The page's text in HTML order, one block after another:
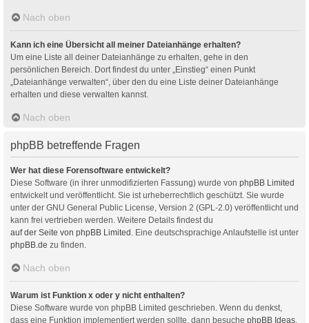
Nach oben
Kann ich eine Übersicht all meiner Dateianhänge erhalten?
Um eine Liste all deiner Dateianhänge zu erhalten, gehe in den
persönlichen Bereich. Dort findest du unter „Einstieg“ einen Punkt
„Dateianhänge verwalten“, über den du eine Liste deiner Dateianhänge
erhalten und diese verwalten kannst.
Nach oben
phpBB betreffende Fragen
Wer hat diese Forensoftware entwickelt?
Diese Software (in ihrer unmodifizierten Fassung) wurde von phpBB Limited
entwickelt und veröffentlicht. Sie ist urheberrechtlich geschützt. Sie wurde
unter der GNU General Public License, Version 2 (GPL-2.0) veröffentlicht und
kann frei vertrieben werden. Weitere Details findest du
auf der Seite von phpBB Limited . Eine deutschsprachige Anlaufstelle ist unter
phpBB.de zu finden.
Nach oben
Warum ist Funktion x oder y nicht enthalten?
Diese Software wurde von phpBB Limited geschrieben. Wenn du denkst,
dass eine Funktion implementiert werden sollte, dann besuche phpBB Ideas